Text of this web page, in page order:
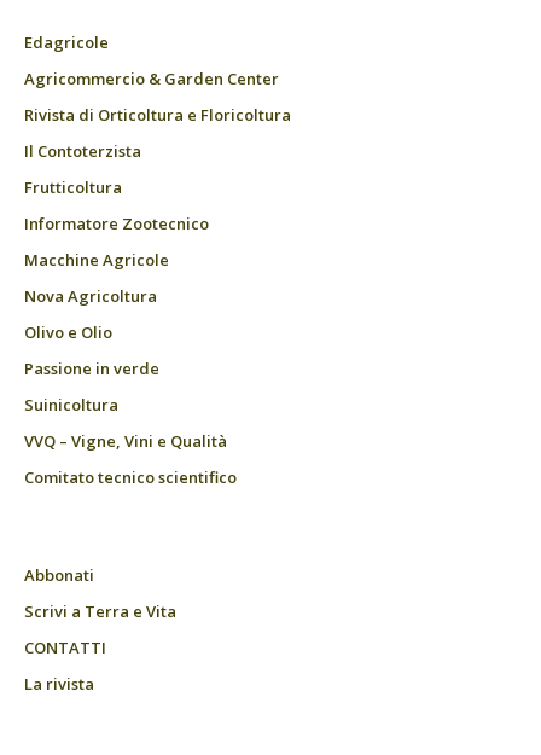
Edagricole
Agricommercio & Garden Center
Rivista di Orticoltura e Floricoltura
Il Contoterzista
Frutticoltura
Informatore Zootecnico
Macchine Agricole
Nova Agricoltura
Olivo e Olio
Passione in verde
Suinicoltura
VVQ – Vigne, Vini e Qualità
Comitato tecnico scientifico
Abbonati
Scrivi a Terra e Vita
CONTATTI
La rivista